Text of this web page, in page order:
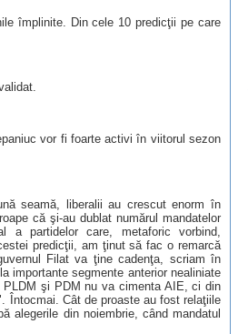
împlinite. Din cele 10 predicţii pe care
vor fi foarte activi în viitorul sezon
seamă, liberalii au crescut enorm în
că şi-au dublat numărul mandatelor
a partidelor care, metaforic vorbind,
predicţii, am ţinut să fac o remarcă
Filat va ţine cadenţa, scriam în
importante segmente anterior nealiniate
şi PDM nu va cimenta AIE, ci din
Întocmai. Cât de proaste au fost relaţiile
alegerile din noiembrie, când mandatul